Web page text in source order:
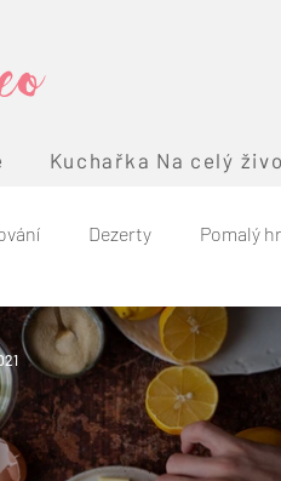
Kuchařka Na celý
Dezerty Pomalý